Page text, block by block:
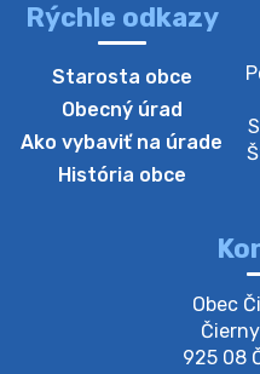
4. augusta 2026 10:05
Zberný dvor-
Oznamujeme
bude zberný dvor
hogy szerdán augusztus
lesz https://
Zber separovaného
Szeparált műanya…
Oznamujeme
Rýchle odkazy
Starosta obce
Obecný úrad
Ako vybaviť na úrade
História obce
Obec
925 08